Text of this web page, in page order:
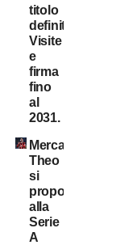
titolo
definitivo!
Visite
e
firma
fino
al
2031.
Mercato:
Theo
si
propone
alla
Serie
A